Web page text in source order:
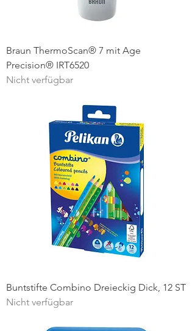
Braun ThermoScan® 7 mit Age
Precision® IRT6520
Nicht verfügbar
Buntstifte Combino Dreieckig Dick, 12 ST
Nicht verfügbar